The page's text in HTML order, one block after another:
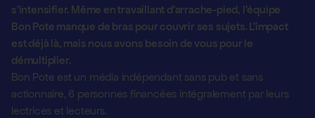
s'intensifier. Même en travaillant d'arrache-pied, l'équipe
Bon Pote manque de bras pour couvrir ses sujets. L'impact
est déjà là, mais nous avons besoin de vous pour le
démultiplier.
Bon Pote est un média indépendant sans pub et sans
actionnaire, 6 personnes financées intégralement par leurs
lectrices et lecteurs.